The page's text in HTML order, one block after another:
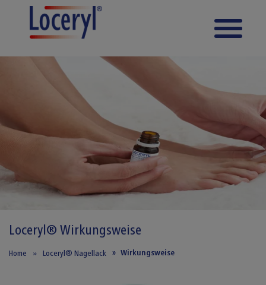
Direkt zum Inhalt
Loceryl® Wirkungsweise
Home Loceryl® Nagellack Wirkungsweise